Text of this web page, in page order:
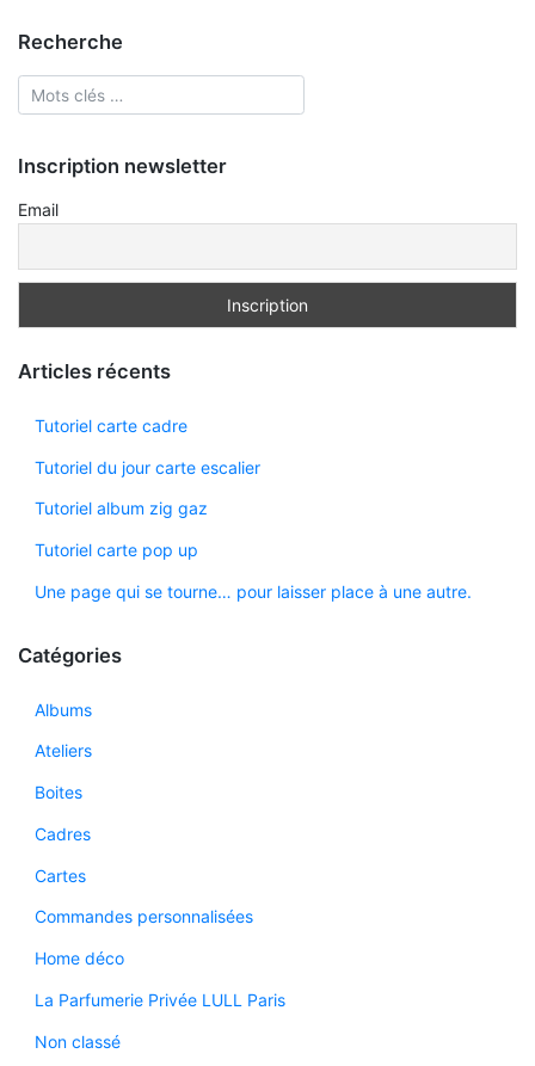
Recherche
Inscription newsletter
Email
Articles récents
Tutoriel carte cadre
Tutoriel du jour carte escalier
Tutoriel album zig gaz
Tutoriel carte pop up
Une page qui se tourne… pour laisser place à une autre.
Catégories
Albums
Ateliers
Boites
Cadres
Cartes
Commandes personnalisées
Home déco
La Parfumerie Privée LULL Paris
Non classé